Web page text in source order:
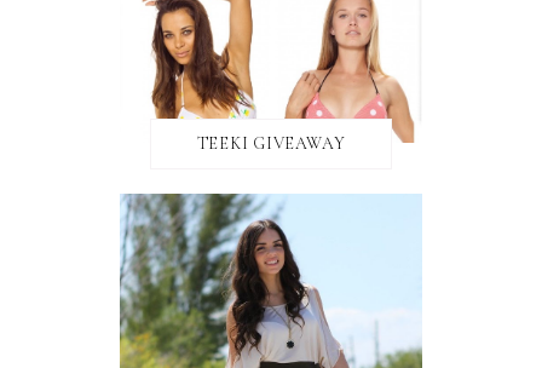
TEEKI GIVEAWAY